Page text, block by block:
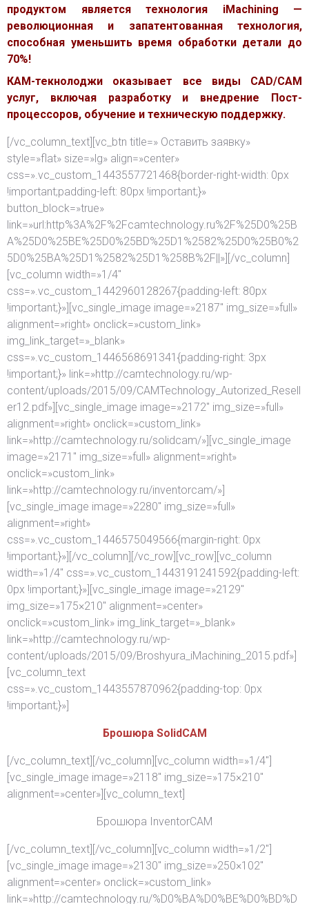
продуктом является технология iMachining —
революционная и запатентованная технология,
способная уменьшить время обработки детали до
70%!
КАМ-текнолоджи оказывает все виды CAD/CAM
услуг, включая разработку и внедрение Пост-
процессоров, обучение и техническую поддержку.
[/vc_column_text][vc_btn title=» Оставить заявку»
style=»flat» size=»lg» align=»center»
css=».vc_custom_1443557721468{border-right-width: 0px
!important;padding-left: 80px !important;}»
button_block=»true»
link=»url:http%3A%2F%2Fcamtechnology.ru%2F%25D0%25B
A%25D0%25BE%25D0%25BD%25D1%2582%25D0%25B0%2
5D0%25BA%25D1%2582%25D1%258B%2F||»][/vc_column]
[vc_column width=»1/4″
css=».vc_custom_1442960128267{padding-left: 80px
!important;}»][vc_single_image image=»2187″ img_size=»full»
alignment=»right» onclick=»custom_link»
img_link_target=»_blank»
css=».vc_custom_1446568691341{padding-right: 3px
!important;}» link=»http://camtechnology.ru/wp-
content/uploads/2015/09/CAMTechnology_Autorized_Resell
er12.pdf»][vc_single_image image=»2172″ img_size=»full»
alignment=»right» onclick=»custom_link»
link=»http://camtechnology.ru/solidcam/»][vc_single_image
image=»2171″ img_size=»full» alignment=»right»
onclick=»custom_link»
link=»http://camtechnology.ru/inventorcam/»]
[vc_single_image image=»2280″ img_size=»full»
alignment=»right»
css=».vc_custom_1446575049566{margin-right: 0px
!important;}»][/vc_column][/vc_row][vc_row][vc_column
width=»1/4″ css=».vc_custom_1443191241592{padding-left:
0px !important;}»][vc_single_image image=»2129″
img_size=»175×210″ alignment=»center»
onclick=»custom_link» img_link_target=»_blank»
link=»http://camtechnology.ru/wp-
content/uploads/2015/09/Broshyura_iMachining_2015.pdf»]
[vc_column_text
css=».vc_custom_1443557870962{padding-top: 0px
!important;}»]
Брошюра SolidCAM
[/vc_column_text][/vc_column][vc_column width=»1/4″]
[vc_single_image image=»2118″ img_size=»175×210″
alignment=»center»][vc_column_text]
Брошюра InventorCAM
[/vc_column_text][/vc_column][vc_column width=»1/2″]
[vc_single_image image=»2130″ img_size=»250×102″
alignment=»center» onclick=»custom_link»
link=»http://camtechnology.ru/%D0%BA%D0%BE%D0%BD%D